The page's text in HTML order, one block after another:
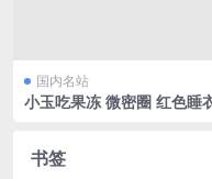
国内名站
小玉吃果冻 微密圈 红色睡
书签